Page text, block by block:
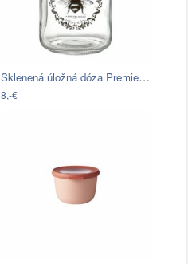
Sklenená úložná dóza Premier Housewares…
8,-€